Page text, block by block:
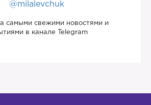
@milalevchuk
самыми свежими новостями и
в канале Telegram